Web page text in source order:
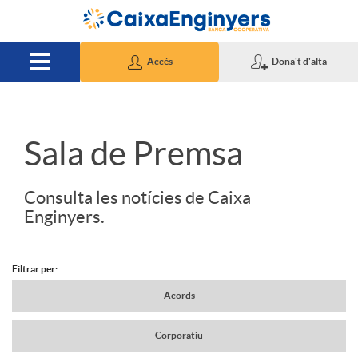
Salta al contingut principal
Accés Dona't d'alta
S
d
Sala de Premsa
Consulta les notícies de Caixa
Enginyers.
N
Filtrar per:
Acords
Corporatiu